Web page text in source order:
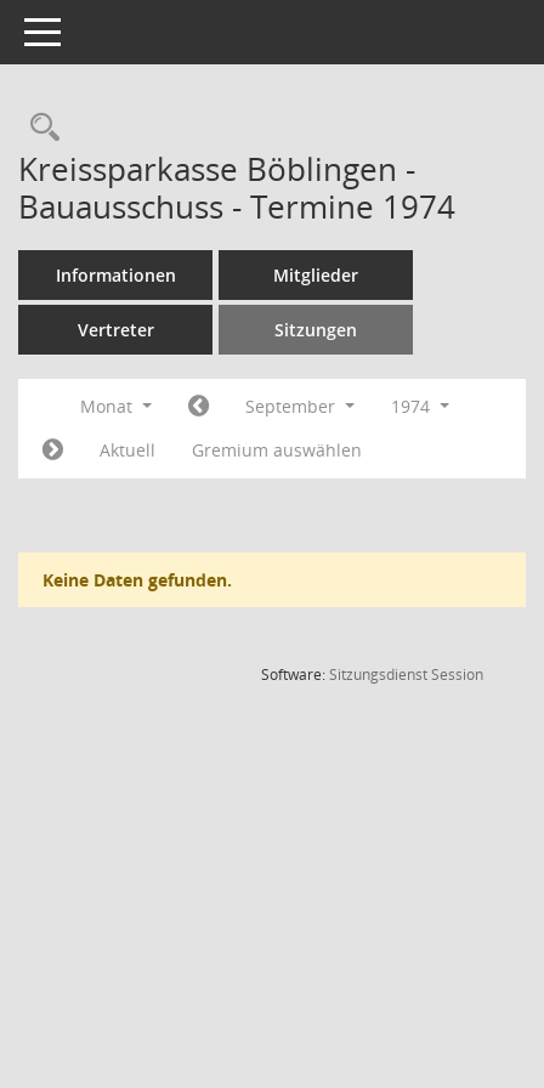
Toggle navigation
Rechercheauswahl
Kreissparkasse Böblingen -
Bauausschuss - Termine 1974
Informationen Mitglieder
Vertreter Sitzungen
Monat September
1974
Aktuell
Gremium auswählen
Keine Daten gefunden.
Software:SitzungsdienstSession(Wird in